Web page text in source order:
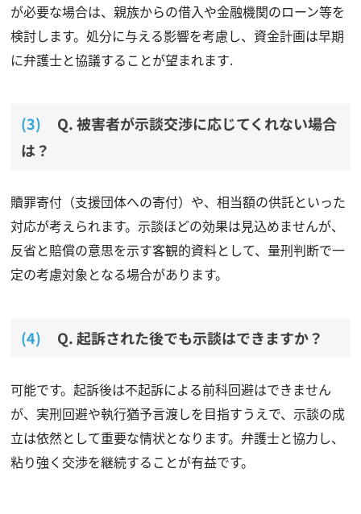
が必要な場合は、親族からの借入や金融機関のローン等を
検討します。処分に与える影響を考慮し、資金計画は早期
に弁護士と協議することが望まれます.
Q. 被害者が示談交渉に応じてくれない場合
は？
贖罪寄付（支援団体への寄付）や、相当額の供託といった
対応が考えられます。示談ほどの効果は見込めませんが、
反省と賠償の意思を示す客観的資料として、量刑判断で一
定の考慮対象となる場合があります。
Q. 起訴された後でも示談はできますか？
可能です。起訴後は不起訴による前科回避はできません
が、実刑回避や執行猶予言渡しを目指すうえで、示談の成
立は依然として重要な情状となります。弁護士と協力し、
粘り強く交渉を継続することが有益です。